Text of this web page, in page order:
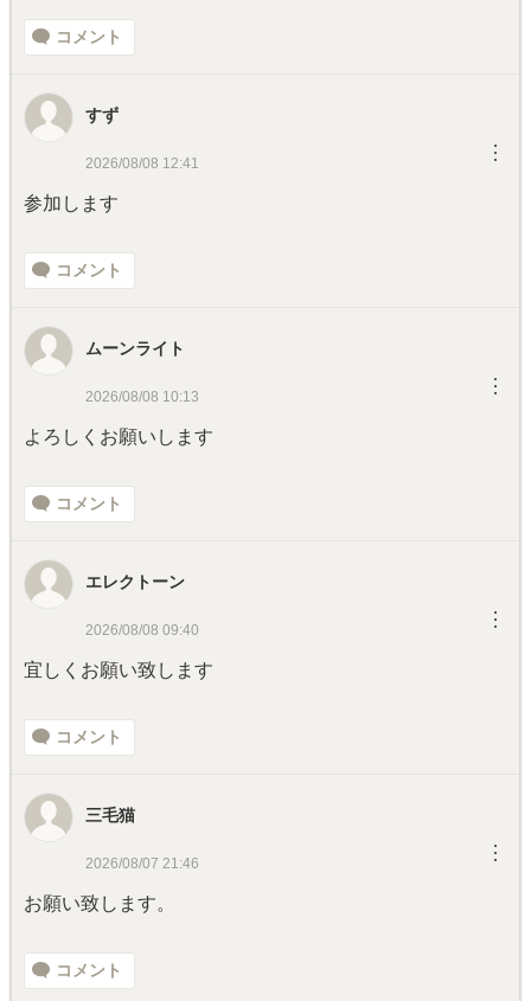
コメント
すず
2026/08/08 12:41 ︙
参加します
コメント
ムーンライト
2026/08/08 10:13 ︙
よろしくお願いします
コメント
エレクトーン
2026/08/08 09:40 ︙
宜しくお願い致します
コメント
三毛猫
2026/08/07 21:46 ︙
お願い致します。
コメント